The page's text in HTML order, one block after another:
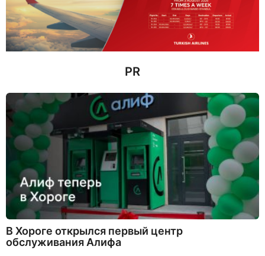
з
а
д
PR
В Хороге открылся первый центр
обслуживания Алифа